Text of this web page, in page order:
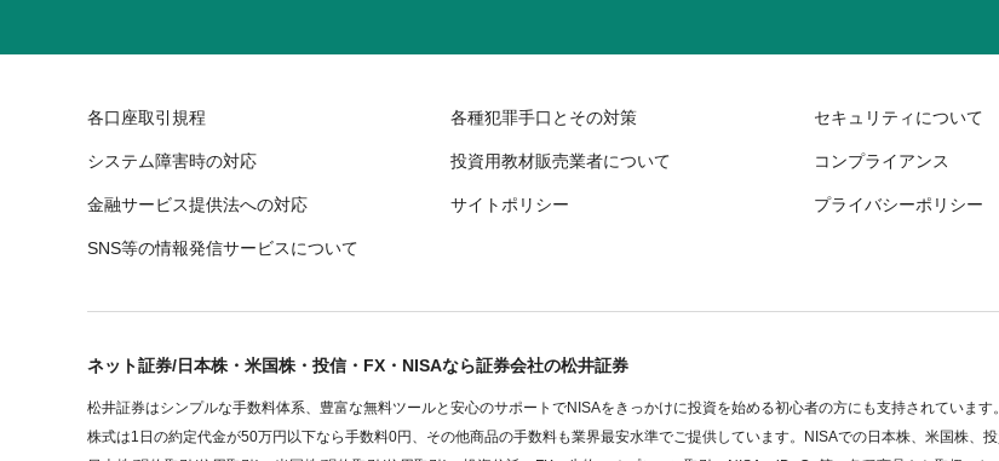
各口座取引規程 各種犯罪手口とその対策 セキュリティについて
システム障害時の対応 投資用教材販売業者について コンプライアンス
金融サービス提供法への対応 サイトポリシー プライバシーポリシー
SNS等の情報発信サービスについて
ネット証券/日本株・米国株・投信・FX・NISAなら証券会社の松井証券
松井証券はシンプルな手数料体系、豊富な無料ツールと安心のサポートでNISAをきっかけに投資を始める初心者の方にも支持されています。
株式は1日の約定代金が50万円以下なら手数料0円、その他商品の手数料も業界最安水準でご提供しています。NISAでの日本株、米国株、